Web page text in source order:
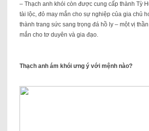
– Thạch anh khói còn được cung cấp thành Tỳ
tài lộc, đỏ may mắn cho sự nghiệp của gia chủ
thành trang sức sang trọng đá hồ ly – một vị
mắn cho tơ duyên và gia đạo.
Thạch anh ám khói ưng ý với mệnh nào?